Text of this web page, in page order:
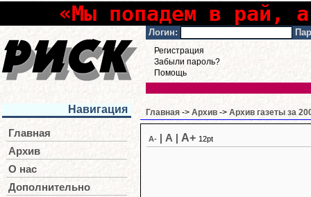
«Мы попадем в рай,
Логин:
Регистрация
Забыли пароль?
Помощь
Навигация
Главная
Архив
О нас
Дополнительно
Главная -> Архив -> Архив газеты за
A- A A+ 12pt